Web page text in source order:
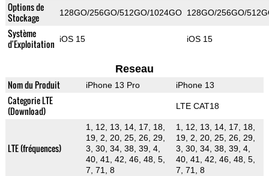
Options de
Stockage
128GO/256GO/512GO/1024GO 128GO/256GO/
Système
d'Exploitation
iOS 15 iOS 15
Reseau
Nom du Produit iPhone 13 Pro iPhone 13
Categorie LTE
(Download)
LTE CAT18
LTE (fréquences)
1, 12, 13, 14, 17, 18,
19, 2, 20, 25, 26, 29,
3, 30, 34, 38, 39, 4,
40, 41, 42, 46, 48, 5,
7, 71, 8
1, 12, 13, 14, 17, 18,
19, 2, 20, 25, 26, 29,
3, 30, 34, 38, 39, 4,
40, 41, 42, 46, 48, 5,
7, 71, 8